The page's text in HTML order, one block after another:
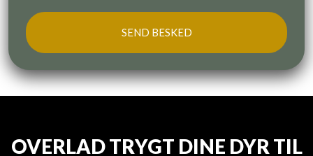
OVERLAD TRYGT DINE DYR TIL